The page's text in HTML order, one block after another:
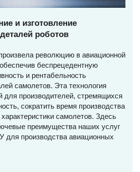
и изготовление
роботов
революцию в авиационной
беспрецедентную
и рентабельность
самолетов. Эта технология
для производителей, стремящихся
сократить время производства
самолетов. Здесь
преимущества наших услуг
для производства авиационных